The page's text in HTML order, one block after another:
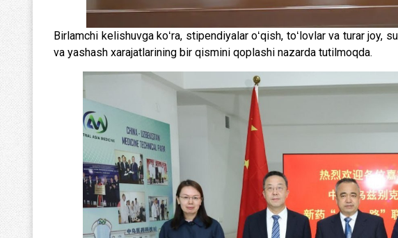
Birlamchi kelishuvga koʻra, stipendiyalar oʻqish, toʻlovlar va turar joy,
va yashash xarajatlarining bir qismini qoplashi nazarda tutilmoqda.